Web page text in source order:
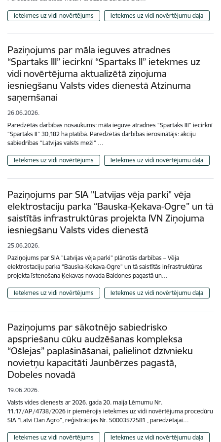
Ietekmes uz vidi novērtējums Ietekmes uz vidi novērtējumu daļa
Paziņojums par māla ieguves atradnes
“Spartaks III” iecirknī “Spartaks II” ietekmes uz
vidi novērtējuma aktualizētā ziņojuma
iesniegšanu Valsts vides dienestā Atzinuma
saņemšanai
26.06.2026.
Paredzētās darbības nosaukums: māla ieguve atradnes “Spartaks III” iecirknī
“Spartaks II” 30,182 ha platībā. Paredzētās darbības ierosinātājs: akciju
sabiedrības “Latvijas valsts meži” …
Ietekmes uz vidi novērtējums Ietekmes uz vidi novērtējumu daļa
Paziņojums par SIA "Latvijas vēja parki" vēja
elektrostaciju parka “Bauska-Ķekava-Ogre” un tā
saistītās infrastruktūras projekta IVN Ziņojuma
iesniegšanu Valsts vides dienestā
25.06.2026.
Paziņojums par SIA "Latvijas vēja parki" plānotās darbības – Vēja
elektrostaciju parka “Bauska-Ķekava-Ogre” un tā saistītās infrastruktūras
projekta īstenošana Ķekavas novada Baldones pagastā un…
Ietekmes uz vidi novērtējums Ietekmes uz vidi novērtējumu daļa
Paziņojums par sākotnējo sabiedrisko
apspriešanu cūku audzēšanas kompleksa
“Ošlejas” paplašināšanai, palielinot dzīvnieku
novietņu kapacitāti Jaunbērzes pagastā,
Dobeles novadā
19.06.2026.
Valsts vides dienests ar 2026. gada 20. maija Lēmumu Nr.
11.17/AP/4738/2026 ir piemērojis ietekmes uz vidi novērtējuma procedūru
SIA “Latvi Dan Agro”, reģistrācijas Nr. 50003572581 , paredzētajai…
Ietekmes uz vidi novērtējums Ietekmes uz vidi novērtējumu daļa